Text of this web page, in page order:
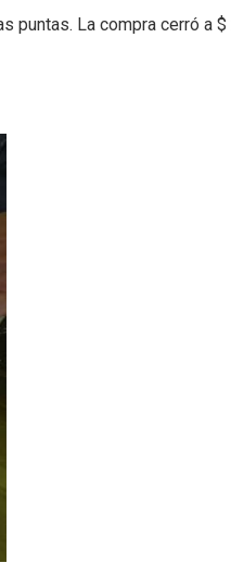
puntas. La compra cerró a